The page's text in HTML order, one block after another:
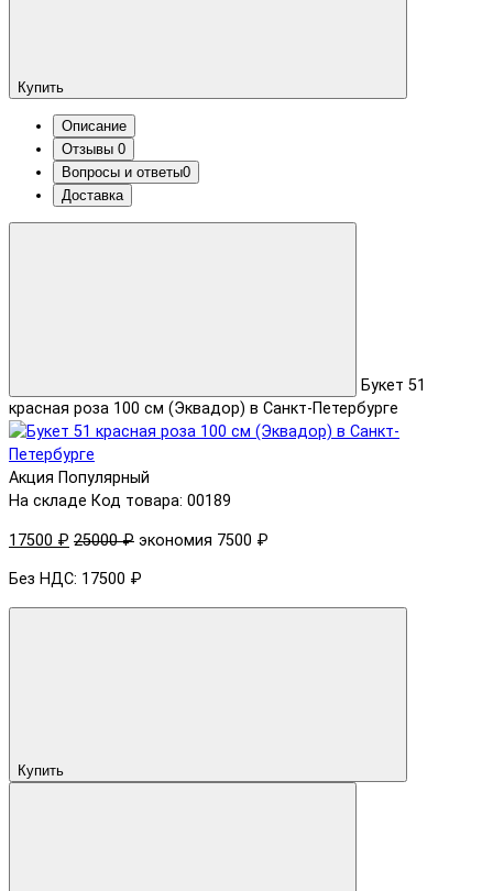
Купить
Описание
Отзывы 0
Вопросы и ответы0
Доставка
Букет 51
красная роза 100 см (Эквадор) в Санкт-Петербурге
Акция Популярный
На складе Код товара: 00189
17500 ₽ 25000 ₽ экономия 7500 ₽
Без НДС: 17500 ₽
Купить